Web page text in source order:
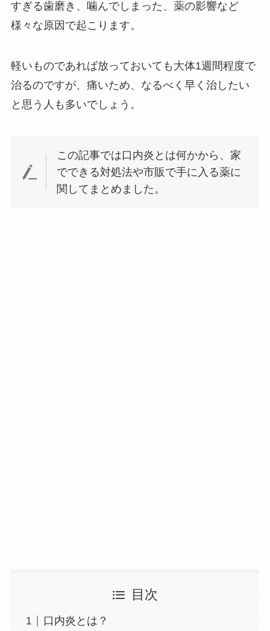
すぎる歯磨き、噛んでしまった、薬の影響など
様々な原因で起こります。
軽いものであれば放っておいても大体1週間程度で
治るのですが、痛いため、なるべく早く治したい
と思う人も多いでしょう。
この記事では口内炎とは何かから、家
でできる対処法や市販で手に入る薬に
関してまとめました。
目次
口内炎とは？